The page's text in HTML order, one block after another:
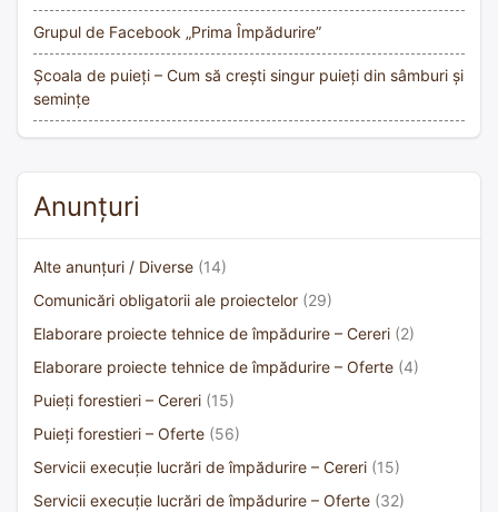
Grupul de Facebook „Prima Împădurire”
Școala de puieți – Cum să crești singur puieți din sâmburi și
semințe
Anunțuri
Alte anunțuri / Diverse (14)
Comunicări obligatorii ale proiectelor (29)
Elaborare proiecte tehnice de împădurire – Cereri (2)
Elaborare proiecte tehnice de împădurire – Oferte (4)
Puieți forestieri – Cereri (15)
Puieți forestieri – Oferte (56)
Servicii execuție lucrări de împădurire – Cereri (15)
Servicii execuție lucrări de împădurire – Oferte (32)